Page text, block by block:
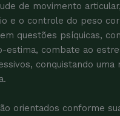
de movimento
e o controle do peso
questões psíquicas,
estima, combate ao
conquistando uma
orientados conforme